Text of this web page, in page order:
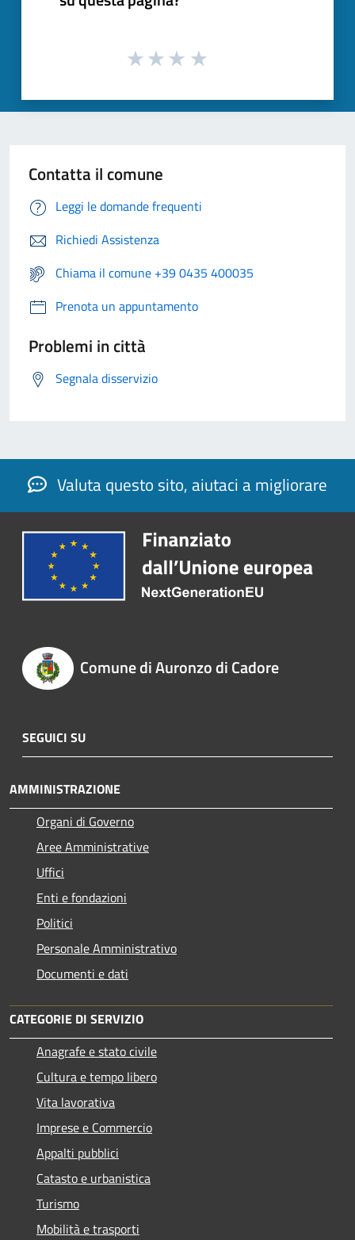
Contatta il comune
Leggi le domande frequenti
Richiedi Assistenza
Chiama il comune +39 0435 400035
Prenota un appuntamento
Problemi in città
Segnala disservizio
Valuta questo sito, aiutaci a migliorare
Comune di Auronzo di Cadore
SEGUICI SU
AMMINISTRAZIONE
Organi di Governo
Aree Amministrative
Uffici
Enti e fondazioni
Politici
Personale Amministrativo
Documenti e dati
CATEGORIE DI SERVIZIO
Anagrafe e stato civile
Cultura e tempo libero
Vita lavorativa
Imprese e Commercio
Appalti pubblici
Catasto e urbanistica
Turismo
Mobilità e trasporti